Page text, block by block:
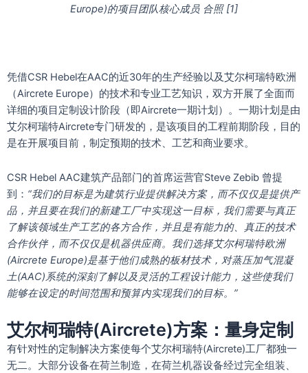
Europe)的项目团队核心成员 合照 [1]
凭借CSR Hebel在AAC的近30年的生产经验以及艾尔柯瑞特欧洲
（Aircrete Europe）的技术和专业工艺知识，双方开展了全面而
详细的项目定制设计阶段（即Aircrete一期计划）。一期计划是由
艾尔柯瑞特Aircrete专门研发的，是该项目的工程前期阶段，目的
是在开展项目前，制定预期的技术、工艺和商业要求。
CSR Hebel AAC建筑产品部门的首席运营官Steve Zebib 曾提
到： “我们的目标是为建筑行业提供解决方案，而不仅仅是提供产
品，并且要在我们的新建工厂中实现这一目标，我们需要与真正
了解该领域生产工艺的各方合作，并且是有能力的、真正的技术
合作伙伴，而不仅仅是机器供应商。我们选择艾尔柯瑞特欧洲
(Aircrete Europe)是基于他们成熟的板材技术，对蒸压加气混凝
土(AAC)系统的深刻了解以及灵活的工程设计能力，这些使我们
能够在设定的时间范围和预算内实现我们的目标。 ”
艾尔柯瑞特(Aircrete)方案：量身定制
有针对性的定制解决方案使每个艾尔柯瑞特(Aircrete)工厂都独一
无二。大部分设备在荷兰制造，在荷兰机器设备经过完全组装、